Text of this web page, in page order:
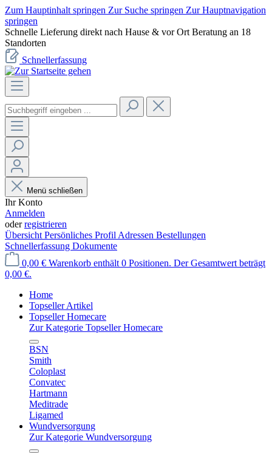
Zum Hauptinhalt springen Zur Suche springen Zur Hauptnavigation
springen
Schnelle Lieferung direkt nach Hause & vor Ort Beratung an 18
Standorten
Schnellerfassung
Menü schließen
Ihr Konto
Anmelden
oderregistrieren
Übersicht Persönliches Profil Adressen Bestellungen
Schnellerfassung Dokumente
0,00 € Warenkorb enthält 0 Positionen. Der Gesamtwert beträgt
0,00 €.
Home
Topseller Artikel
Topseller Homecare
Zur Kategorie Topseller Homecare
BSN
Smith
Coloplast
Convatec
Hartmann
Meditrade
Ligamed
Wundversorgung
Zur Kategorie Wundversorgung